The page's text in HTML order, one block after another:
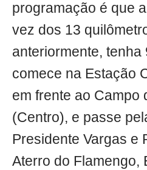
programação é que
vez dos 13
anteriormente, tenha
comece na Estação
em frente ao Campo
(Centro), e passe
Presidente Vargas e
Aterro do Flamengo,